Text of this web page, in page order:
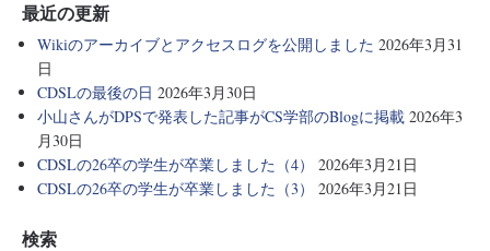
最近の更新
Wikiのアーカイブとアクセスログを公開しました 2026年3月31
日
CDSLの最後の日 2026年3月30日
小山さんがDPSで発表した記事がCS学部のBlogに掲載 2026年3
月30日
CDSLの26卒の学生が卒業しました（4）
2026年3月21日
CDSLの26卒の学生が卒業しました（3）
2026年3月21日
検索